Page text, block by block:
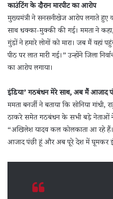
काउंटिंग के दौरान मारपीट का आरोप
मुख्यमंत्री ने सनसनीखेज आरोप लगाते
साथ धक्का-मुक्की की गई। ममता ने
गुंडों ने हमारे लोगों को मारा। जब मैं वहां
पीठ पर लात मारी गई।” उन्होंने जिला
का आरोप लगाया।
इंडिया’ गठबंधन मेरे साथ, अब मैं आजाद
ममता बनर्जी ने बताया कि सोनिया
ठाकरे समेत गठबंधन के सभी बड़े नेताओं ने
“अखिलेश यादव कल कोलकाता आ रहे
आजाद पंछी हूं और अब पूरे देश में घूमकर